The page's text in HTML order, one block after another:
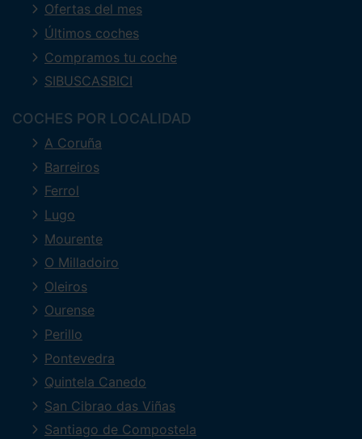
Ofertas del mes
Últimos coches
Compramos tu coche
SIBUSCASBICI
COCHES POR LOCALIDAD
A Coruña
Barreiros
Ferrol
Lugo
Mourente
O Milladoiro
Oleiros
Ourense
Perillo
Pontevedra
Quintela Canedo
San Cibrao das Viñas
Santiago de Compostela